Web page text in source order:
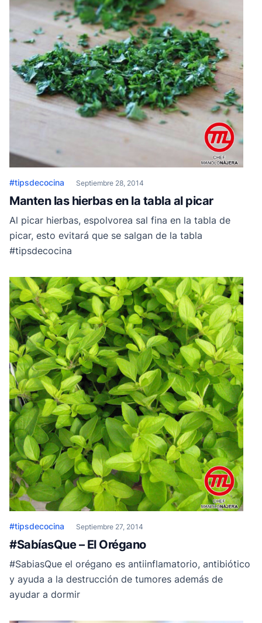
#tipsdecocina Septiembre 28, 2014
Manten las hierbas en la tabla al picar
Al picar hierbas, espolvorea sal fina en la tabla de
picar, esto evitará que se salgan de la tabla
#tipsdecocina
#tipsdecocina Septiembre 27, 2014
#SabíasQue – El Orégano
#SabiasQue el orégano es antiinflamatorio, antibiótico
y ayuda a la destrucción de tumores además de
ayudar a dormir